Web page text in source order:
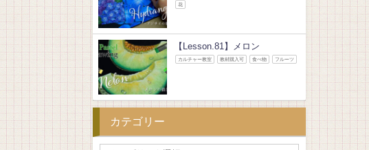
花
【Lesson.81】メロン
カルチャー教室 教材購入可 食べ物 フルーツ
カテゴリー